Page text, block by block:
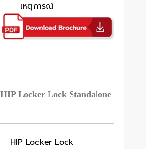
เหตุการณ์
HIP Locker Lock Standalone
HIP Locker Lock